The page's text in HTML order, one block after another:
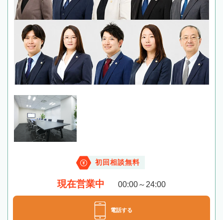
初回相談無料
現在営業中 00:00～24:00
電話する